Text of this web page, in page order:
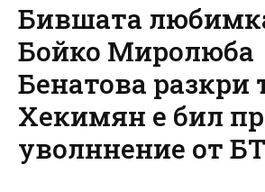
Бившата
Бойко Миролюба
Бенатова разкри
Хекимян е бил
уволннение от